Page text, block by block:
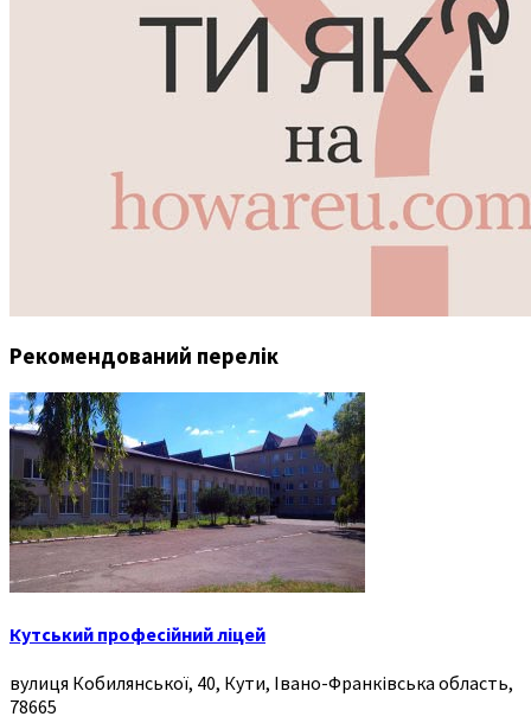
Рекомендований перелік
Кутський професійний ліцей
вулиця Кобилянської, 40, Кути, Івано-Франківська область,
78665